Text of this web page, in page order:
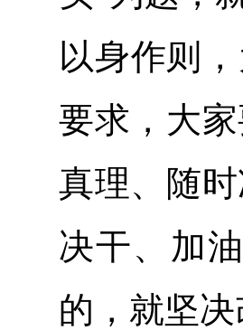
以身作则
要求，大
真理、随
决干、加
的，就坚